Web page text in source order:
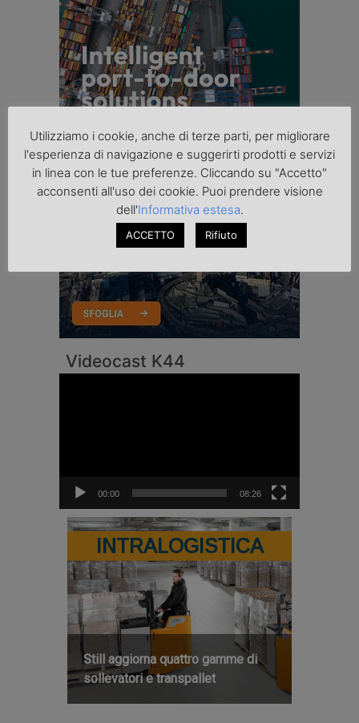
Videocast K44
00:00 08:26
INTRALOGISTICA
Still aggiorna quattro gamme di
sollevatori e transpallet
Utilizziamo i cookie, anche di terze parti, per migliorare
l'esperienza di navigazione e suggerirti prodotti e servizi
in linea con le tue preferenze. Cliccando su "Accetto"
acconsenti all'uso dei cookie. Puoi prendere visione
dell'Informativa estesa.
ACCETTO Rifiuto